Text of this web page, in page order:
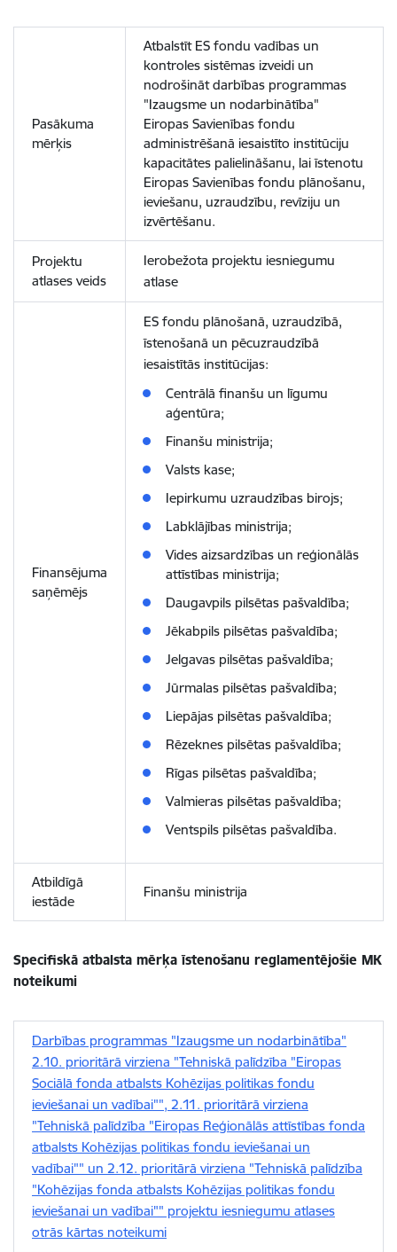
Pasākuma
mērķis
Atbalstīt ES fondu vadības un
kontroles sistēmas izveidi un
nodrošināt darbības programmas
"Izaugsme un nodarbinātība"
Eiropas Savienības fondu
administrēšanā iesaistīto institūciju
kapacitātes palielināšanu, lai īstenotu
Eiropas Savienības fondu plānošanu,
ieviešanu, uzraudzību, revīziju un
izvērtēšanu.
Projektu
atlases veids
Ierobežota projektu iesniegumu
atlase
Finansējuma
saņēmējs
ES fondu plānošanā, uzraudzībā,
īstenošanā un pēcuzraudzībā
iesaistītās institūcijas:
Centrālā finanšu un līgumu
aģentūra;
Finanšu ministrija;
Valsts kase;
Iepirkumu uzraudzības birojs;
Labklājības ministrija;
Vides aizsardzības un reģionālās
attīstības ministrija;
Daugavpils pilsētas pašvaldība;
Jēkabpils pilsētas pašvaldība;
Jelgavas pilsētas pašvaldība;
Jūrmalas pilsētas pašvaldība;
Liepājas pilsētas pašvaldība;
Rēzeknes pilsētas pašvaldība;
Rīgas pilsētas pašvaldība;
Valmieras pilsētas pašvaldība;
Ventspils pilsētas pašvaldība.
Atbildīgā
iestāde
Finanšu ministrija
Specifiskā atbalsta mērķa īstenošanu reglamentējošie MK
noteikumi
Darbības programmas "Izaugsme un nodarbinātība"
2.10. prioritārā virziena "Tehniskā palīdzība "Eiropas
Sociālā fonda atbalsts Kohēzijas politikas fondu
ieviešanai un vadībai"", 2.11. prioritārā virziena
"Tehniskā palīdzība "Eiropas Reģionālās attīstības fonda
atbalsts Kohēzijas politikas fondu ieviešanai un
vadībai"" un 2.12. prioritārā virziena "Tehniskā palīdzība
"Kohēzijas fonda atbalsts Kohēzijas politikas fondu
ieviešanai un vadībai"" projektu iesniegumu atlases
otrās kārtas noteikumi